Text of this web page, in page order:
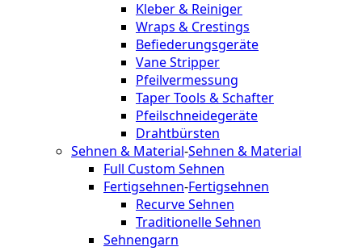
Kleber & Reiniger
Wraps & Crestings
Befiederungsgeräte
Vane Stripper
Pfeilvermessung
Taper Tools & Schafter
Pfeilschneidegeräte
Drahtbürsten
Sehnen & Material-Sehnen & Material
Full Custom Sehnen
Fertigsehnen-Fertigsehnen
Recurve Sehnen
Traditionelle Sehnen
Sehnengarn